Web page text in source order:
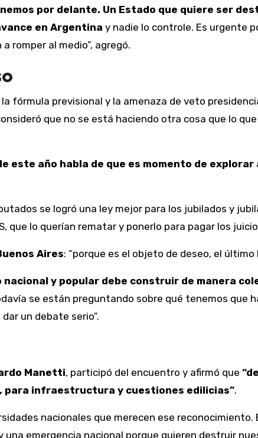
por delante. Un Estado que quiere ser
en Argentina y nadie lo controle. Es urgente
romper al medio”, agregó.
fórmula previsional y la amenaza de veto
que no se está haciendo otra cosa que lo
este año habla de que es momento de
se logró una ley mejor para los jubilados y
que lo querían rematar y ponerlo para pagar los
Aires: “porque es el objeto de deseo, el
nacional y popular debe construir de manera
se están preguntando sobre qué tenemos que
un debate serio”.
Manetti, participó del encuentro y afirmó que
para infraestructura y cuestiones edilicias”.
nacionales que merecen ese
una emergencia nacional porque quieren destruir